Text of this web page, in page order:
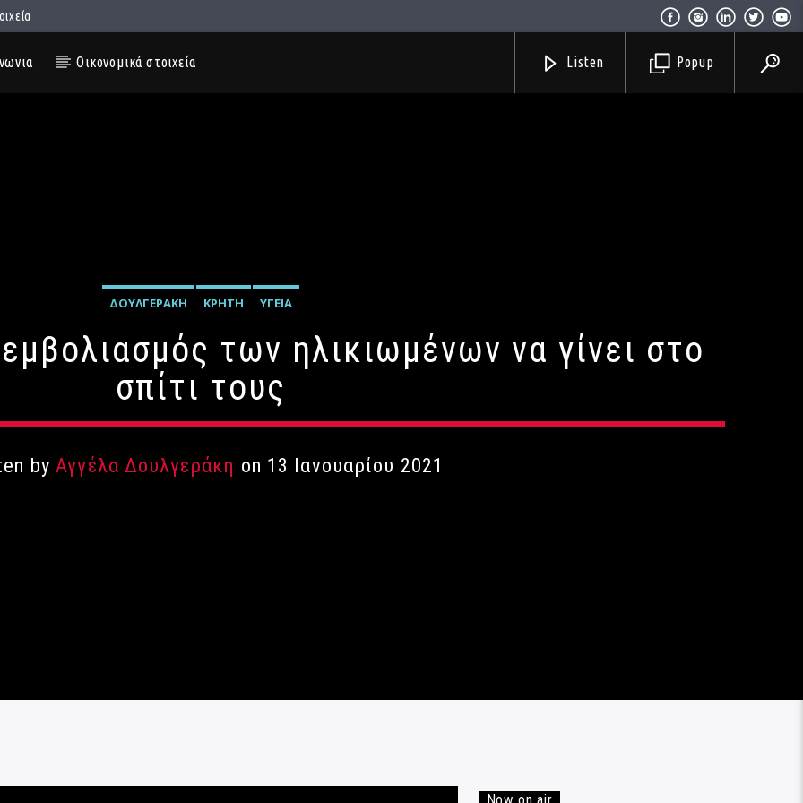
Οικονομικά στοιχεία Popup
Listen
ΔΟΥΛΓΕΡΆΚΗ ΚΡΉΤΗ ΥΓΕΊΑ
των ηλικιωμένων να γίνει στο
σπίτι τους
byΑγγέλα Δουλγεράκη on 13 Ιανουαρίου 2021